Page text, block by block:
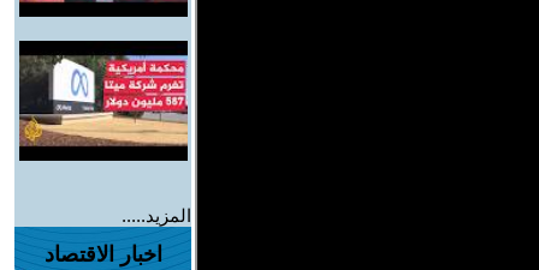
المزيد.....
اخبار الاقتصاد